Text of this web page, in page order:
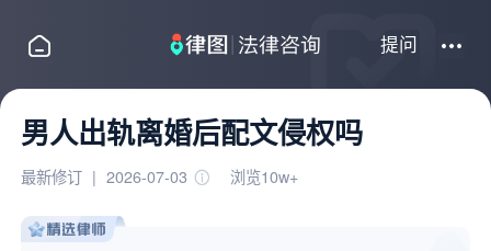
提问
男人出轨离婚后配文侵权吗
最新修订 | 2026-07-03 浏览10w+